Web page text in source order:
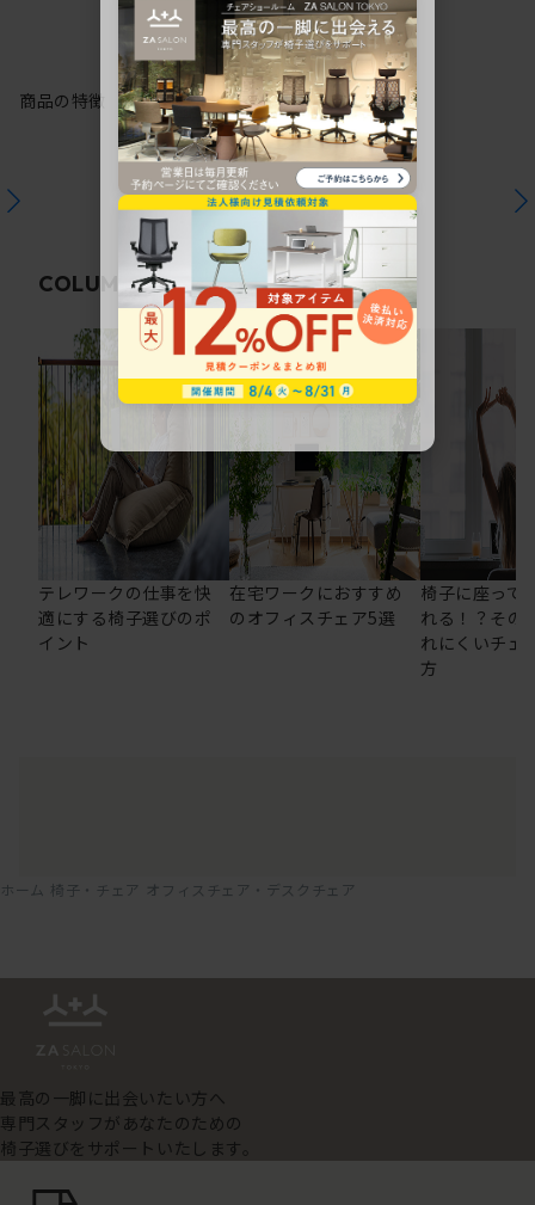
商品の特徴
COLUMN関連コラム
テレワークの仕事を快
適にする椅子選びのポ
イント
在宅ワークにおすすめ
のオフィスチェア5選
椅子に座って
れる！？その
れにくいチェ
方
ホーム 椅子・チェア オフィスチェア・デスクチェア
最高の一脚に出会いたい方へ
専門スタッフがあなたのための
椅子選びをサポートいたします。